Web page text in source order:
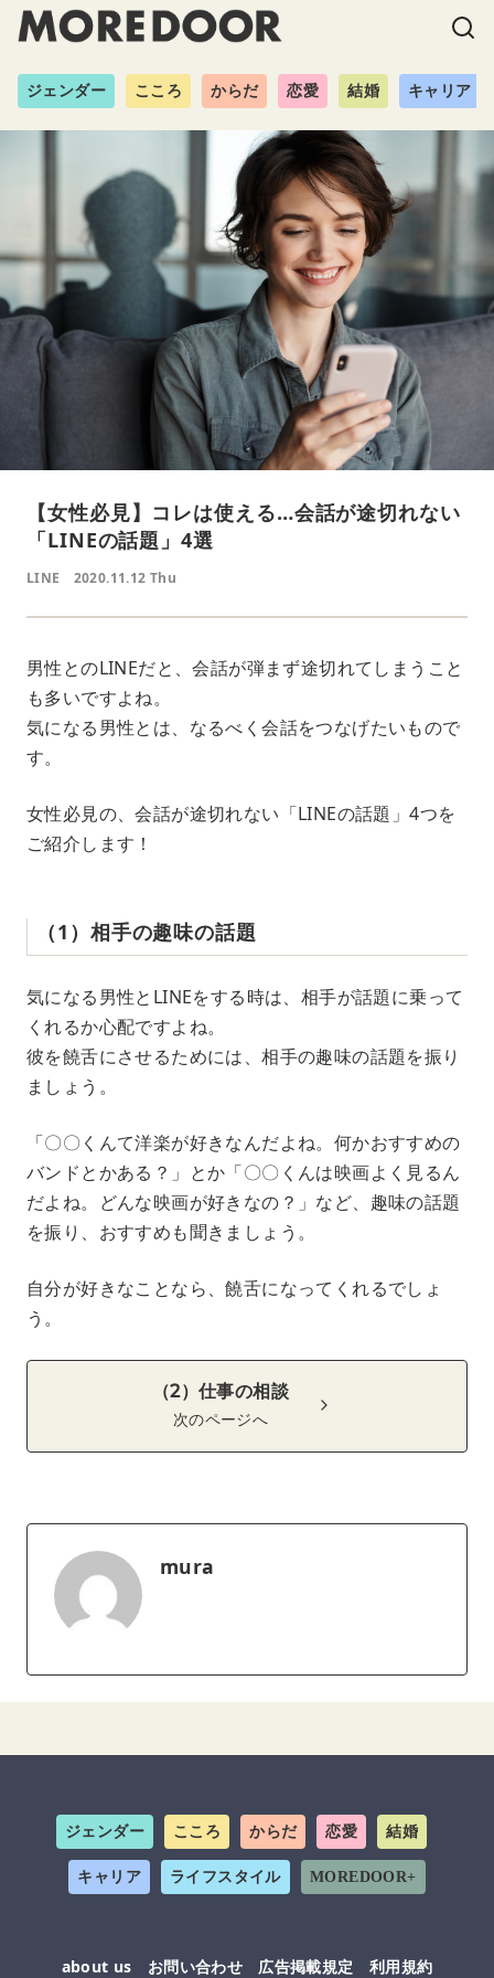
ジェンダー こころ からだ 恋愛 結婚 キャリア
【女性必見】コレは使える…会話が途切れない
「LINEの話題」4選
LINE 2020.11.12 Thu
男性とのLINEだと、会話が弾まず途切れてしまうこと
も多いですよね。
気になる男性とは、なるべく会話をつなげたいもので
す。
女性必見の、会話が途切れない「LINEの話題」4つを
ご紹介します！
（1）相手の趣味の話題
気になる男性とLINEをする時は、相手が話題に乗って
くれるか心配ですよね。
彼を饒舌にさせるためには、相手の趣味の話題を振り
ましょう。
「〇〇くんて洋楽が好きなんだよね。何かおすすめの
バンドとかある？」とか「〇〇くんは映画よく見るん
だよね。どんな映画が好きなの？」など、趣味の話題
を振り、おすすめも聞きましょう。
自分が好きなことなら、饒舌になってくれるでしょ
う。
（2）仕事の相談
次のページへ
mura
ジェンダー こころ からだ 恋愛 結婚
キャリア ライフスタイル MOREDOOR+
about us お問い合わせ 広告掲載規定 利用規約